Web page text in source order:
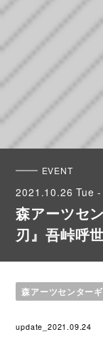
森アーツセ
刃』吾峠呼
2021.10.26 Tue
EVENT
森アーツセンター
update_2021.09.24